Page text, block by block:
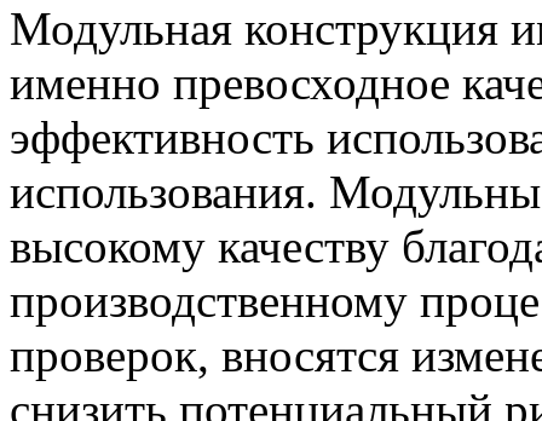
Модульная конструкция
именно превосходное
эффективность
использования.
высокому качеству
производственному
проверок, вносятся
снизить потенциальный